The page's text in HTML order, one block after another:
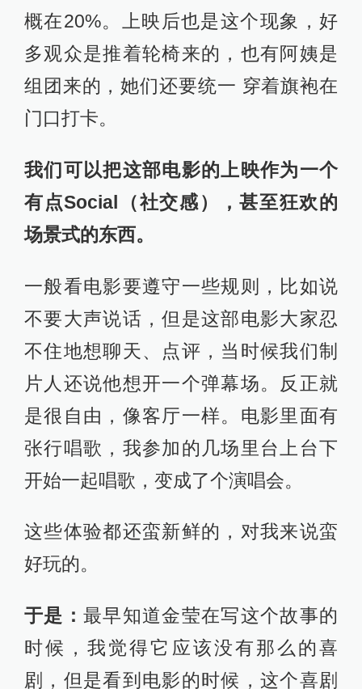
概在20%。上映后也是这个现象，好
多观众是推着轮椅来的，也有阿姨是
组团来的，她们还要统一 穿着旗袍在
门口打卡。
我们可以把这部电影的上映作为一个
有点Social（社交感），甚至狂欢的
场景式的东西。
一般看电影要遵守一些规则，比如说
不要大声说话，但是这部电影大家忍
不住地想聊天、点评，当时候我们制
片人还说他想开一个弹幕场。反正就
是很自由，像客厅一样。电影里面有
张行唱歌，我参加的几场里台上台下
开始一起唱歌，变成了个演唱会。
这些体验都还蛮新鲜的，对我来说蛮
好玩的。
于是： 最早知道金莹在写这个故事的
时候，我觉得它应该没有那么的喜
剧，但是看到电影的时候，这个喜剧